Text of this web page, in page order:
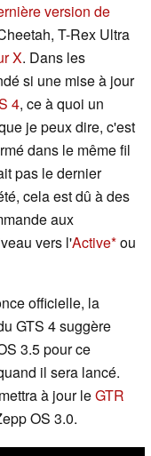
version de
T-Rex Ultra
X. Dans les
si une mise à jour
4, ce à quoi un
je peux dire, c'est
dans le même fil
pas le dernier
cela est dû à des
aux
vers l'Active ou
officielle, la
GTS 4 suggère
3.5 pour ce
il sera lancé.
à jour leGTR
OS 3.0.